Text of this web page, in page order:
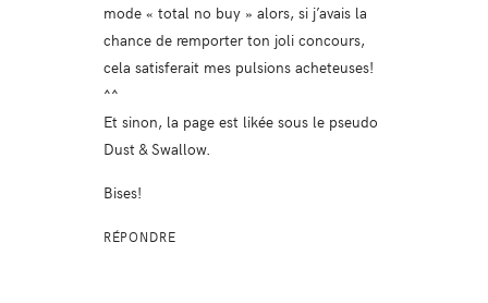
mode « total no buy » alors, si j’avais la
chance de remporter ton joli concours,
cela satisferait mes pulsions acheteuses!
^^
Et sinon, la page est likée sous le pseudo
Dust & Swallow.
Bises!
RÉPONDRE